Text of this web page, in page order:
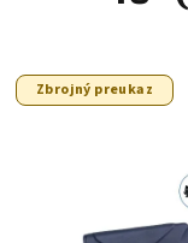
Zbrojný preukaz